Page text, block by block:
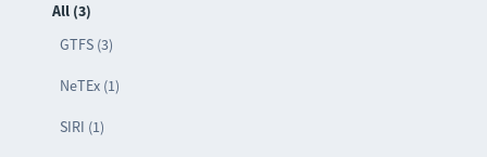
All (3)
GTFS (3)
NeTEx (1)
SIRI (1)